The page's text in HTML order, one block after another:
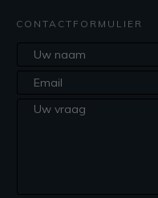
CONTACTFORMULIER